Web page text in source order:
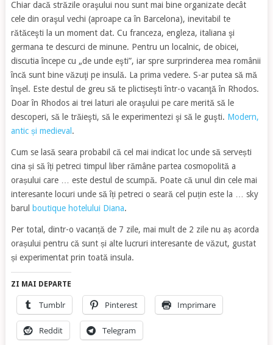
Chiar dacă străzile oraşului nou sunt mai bine organizate decât
cele din oraşul vechi (aproape ca în Barcelona), inevitabil te
rătăceşti la un moment dat. Cu franceza, engleza, italiana şi
germana te descurci de minune. Pentru un localnic, de obicei,
discutia începe cu „de unde eşti”, iar spre surprinderea mea românii
încă sunt bine văzuţi pe insulă. La prima vedere. S-ar putea să mă
înşel. Este destul de greu să te plictiseşti într-o vacanţă în Rhodos.
Doar în Rhodos ai trei laturi ale oraşului pe care merită să le
descoperi, să le trăieşti, să le experimentezi şi să le guşti. Modern,
antic și medieval .
Cum se lasă seara probabil că cel mai indicat loc unde să servești
cina și să îți petreci timpul liber rămâne partea cosmopolită a
orașului care … este destul de scumpă. Poate că unul din cele mai
interesante locuri unde să îți petreci o seară cel puțin este la … sky
barul
boutique hotelului Diana.
Per total, dintr-o vacanță de 7 zile, mai mult de 2 zile nu aș acorda
orașului pentru că sunt și alte lucruri interesante de văzut, gustat
și experimentat prin toată insula.
ZI MAI DEPARTE
Tumblr Pinterest Imprimare
Reddit Telegram